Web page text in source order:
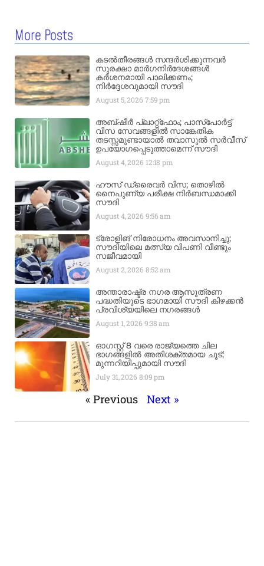
More Posts
കടൽതീരങ്ങൾ സന്ദർശിക്കുന്നവർ
സുരക്ഷാ മാർഗനിർദേശങ്ങൾ
കർശനമായി പാലിക്കണം;
നിർദ്ദേശവുമായി സൗദി
August 5, 2026 7:59 pm
അബ്ഷീർ പ്ലാറ്റ്‌ഫോം; പാസ്‌പോർട്ട്
വിസ സേവങ്ങളിൽ സാങ്കേതിക
തടസ്സമുണ്ടായാൽ തവാസുൽ സർവീസ്
ഉപയോഗപ്പെടുത്താമെന്ന് സൗദി
August 4, 2026 12:18 pm
ഹൗസ് ഡ്രൈവർ വിസ; തൊഴിൽ
നൈപുണ്യ പരീക്ഷ നിർബന്ധമാക്കി
സൗദി
August 4, 2026 9:56 am
ട്രോളിങ് നിരോധനം അവസാനിച്ചു;
സൗദിയിലെ മത്സ്യ വിപണി വീണ്ടും
സജീവമായി
August 2, 2026 8:52 am
അന്താരാഷ്ട്ര നഗര ആസൂത്രണ
പദ്ധതിയുടെ ഭാഗമായി സൗദി കിഴക്കൻ
പ്രവിശ്യയിലെ നഗരങ്ങൾ
August 1, 2026 9:38 am
ഓഗസ്റ്റ് 8 വരെ രാജ്യത്തെ ചില
ഭാഗങ്ങളിൽ അതിശക്തമായ ചൂട്;
മുന്നറിയിപ്പുമായി സൗദി
July 31, 2026 8:09 pm
« Previous Next »